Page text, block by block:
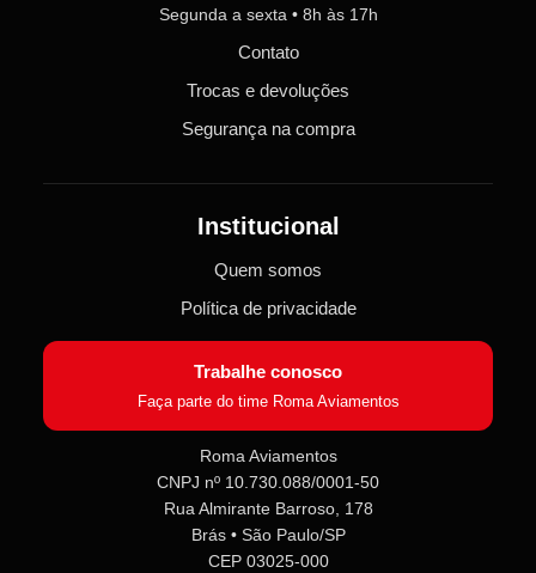
Roma Aviamentos
Online agora
Segunda a sexta • 8h às 17h
Contato
Trocas e devoluções
Segurança na compra
Institucional
Quem somos
Política de privacidade
Trabalhe conosco
Faça parte do time Roma Aviamentos
Roma Aviamentos
CNPJ nº 10.730.088/0001-50
Rua Almirante Barroso, 178
Brás • São Paulo/SP
CEP 03025-000